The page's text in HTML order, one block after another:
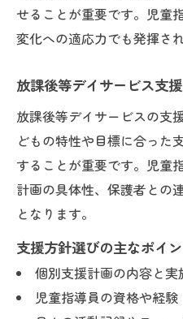
せることが重要です。児童
変化への適応力でも発揮され
放課後等デイサービス支
放課後等デイサービスの支
どもの特性や目標に合った
することが重要です。児童
計画の具体性、保護者との
となります。
支援方針選びの主なポイ
個別支援計画の内容と実
児童指導員の資格や経験